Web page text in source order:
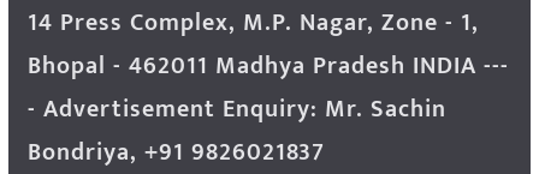
14 Press Complex, M.P. Nagar, Zone - 1,
Bhopal - 462011 Madhya Pradesh INDIA ---
- Advertisement Enquiry: Mr. Sachin
Bondriya, +91 9826021837